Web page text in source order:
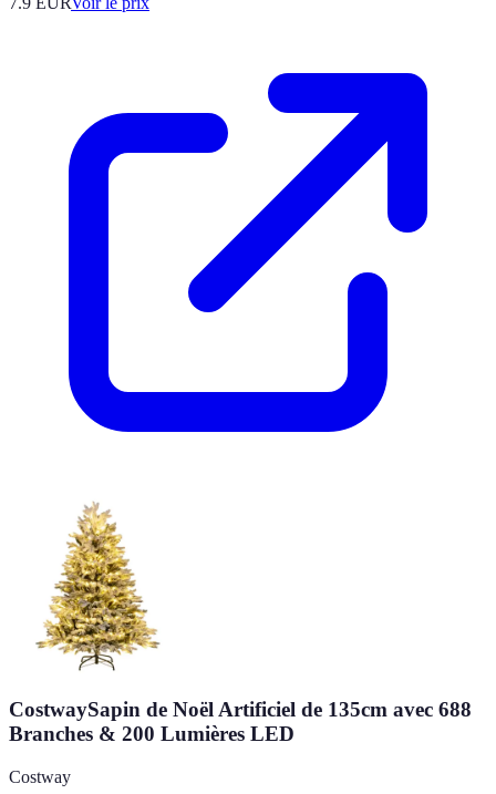
CostwaySapin de Noël Artificiel de 135cm avec 688
Branches & 200 Lumières LED
Costway